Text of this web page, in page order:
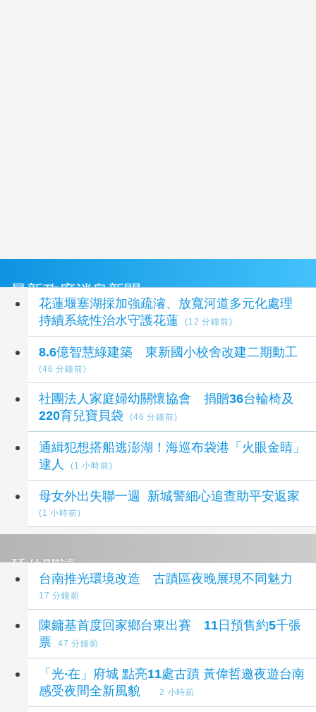
最新政府消息新聞
花蓮堰塞湖採加強疏濬、放寬河道多元化處理
持續系統性治水守護花蓮
(12 分鐘前)
8.6億智慧綠建築 東新國小校舍改建二期動工
(46 分鐘前)
社團法人家庭婦幼關懷協會 捐贈36台輪椅及
220育兒寶貝袋
(46 分鐘前)
通緝犯想搭船逃澎湖！海巡布袋港「火眼金睛」
逮人
(1 小時前)
母女外出失聯一週 新城警細心追查助平安返家
(1 小時前)
延伸閱讀
台南推光環境改造 古蹟區夜晚展現不同魅力
17 分鐘前
陳鏞基首度回家鄉台東出賽 11日預售約5千張
票
47 分鐘前
「光‧在」府城 點亮11處古蹟 黃偉哲邀夜遊台南
感受夜間全新風貌
2 小時前